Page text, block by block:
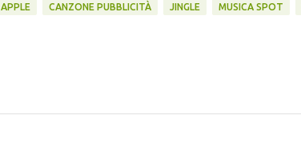
APPLE CANZONE PUBBLICITÀ JINGLE MUSICA SPOT